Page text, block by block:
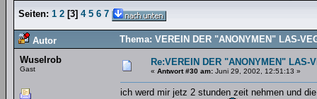
Seiten: 1 2 [3] 4 5 6 7
Autor
Thema: VEREIN DER "ANONYMEN" LAS-
Wuselrob
Gast
Re:VEREIN DER "ANONYMEN" LAS-
« Antwort #30 am: Juni 29, 2002, 12:51:13 »
ich werd mir jetz 2 stunden zeit nehmen und